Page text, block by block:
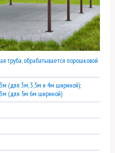
труба, обрабатывается порошковой
(для 3м, 3,5м и 4м шириной);
(для 5м 6м шириной)